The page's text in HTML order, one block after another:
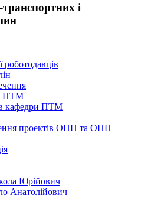
і
роботодавців
ПТМ
кафедри ПТМ
проектів ОНП та ОПП
Юрійович
Анатолійович